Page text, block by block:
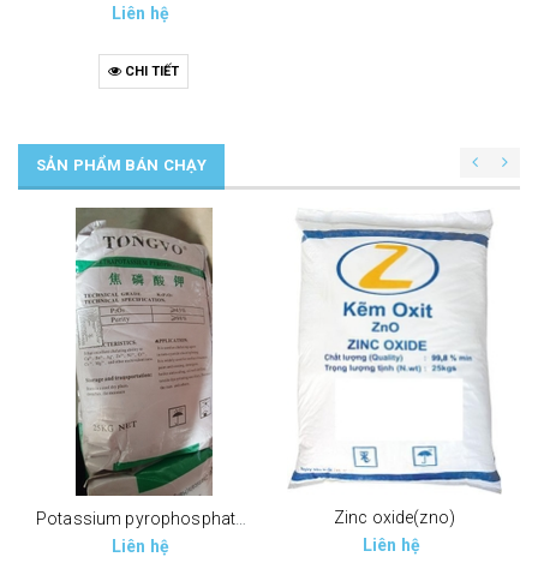
Liên hệ
CHI TIẾT
SẢN PHẨM BÁN CHẠY
Potassium pyrophosphate (tppp) (k4p2o7)
Liên hệ
Zinc oxide(zno)
Liên hệ